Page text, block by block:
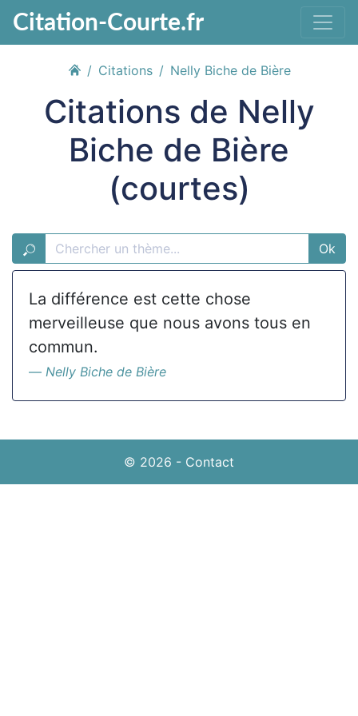
Citation-Courte.fr
Citations Nelly Biche de Bière
Citations de Nelly
Biche de Bière
(courtes)
Ok
La différence est cette chose
merveilleuse que nous avons tous en
commun.
Nelly Biche de Bière
© 2026 - Contact